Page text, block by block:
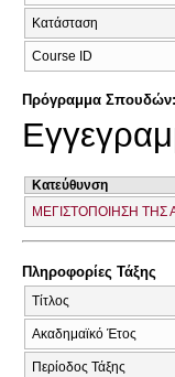
Κατάσταση
Course ID
Πρόγραμμα Σπουδών:
Κατεύθυνση
ΜΕΓΙΣΤΟΠΟΙΗΣΗ
Πληροφορίες Τάξης
Τίτλος
Ακαδημαϊκό Έτος
Περίοδος Τάξης